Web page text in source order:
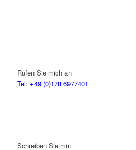
Rufen Sie mich an
Tel: +49 (0)178 6977401
Schreiben Sie mir: